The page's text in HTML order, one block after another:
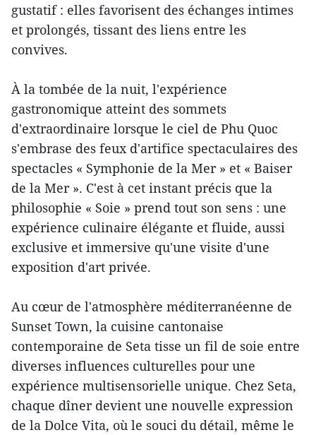
gustatif : elles favorisent des échanges intimes
et prolongés, tissant des liens entre les
convives.
À la tombée de la nuit, l'expérience
gastronomique atteint des sommets
d'extraordinaire lorsque le ciel de Phu Quoc
s'embrase des feux d'artifice spectaculaires des
spectacles « Symphonie de la Mer » et « Baiser
de la Mer ». C'est à cet instant précis que la
philosophie « Soie » prend tout son sens : une
expérience culinaire élégante et fluide, aussi
exclusive et immersive qu'une visite d'une
exposition d'art privée.
Au cœur de l'atmosphère méditerranéenne de
Sunset Town, la cuisine cantonaise
contemporaine de Seta tisse un fil de soie entre
diverses influences culturelles pour une
expérience multisensorielle unique. Chez Seta,
chaque dîner devient une nouvelle expression
de la Dolce Vita, où le souci du détail, même le